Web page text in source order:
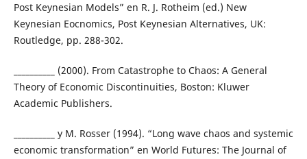
Post Keynesian Models” en R. J. Rotheim (ed.) New
Keynesian Eocnomics, Post Keynesian Alternatives, UK:
Routledge, pp. 288-302.
__________ (2000). From Catastrophe to Chaos: A General
Theory of Economic Discontinuities, Boston: Kluwer
Academic Publishers.
__________ y M. Rosser (1994). “Long wave chaos and systemic
economic transformation” en World Futures: The Journal of